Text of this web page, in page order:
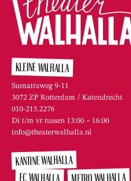
KLEINE WALHALLA
Sumatraweg 9-11
3072 ZP Rotterdam / Katendrecht
010-215.2276
Di t/m vr tussen 13:00 – 16:00
info@theaterwalhalla.nl
KANTINE WALHALLA
FC WALHALLA METRO WALHALLA